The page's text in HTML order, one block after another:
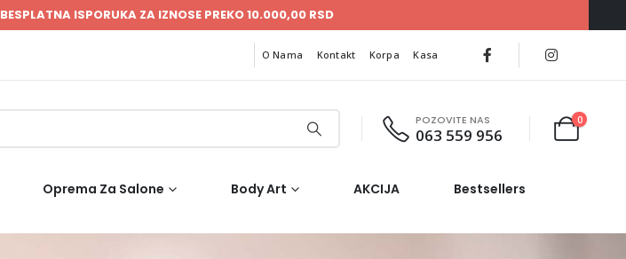
BESPLATNA ISPORUKA ZA IZNOSE PREKO 10.000,00 RSD
O Nama Kontakt Korpa Kasa
POZOVITE NAS
063 559 956
0
Oprema Za Salone Body Art AKCIJA Bestsellers